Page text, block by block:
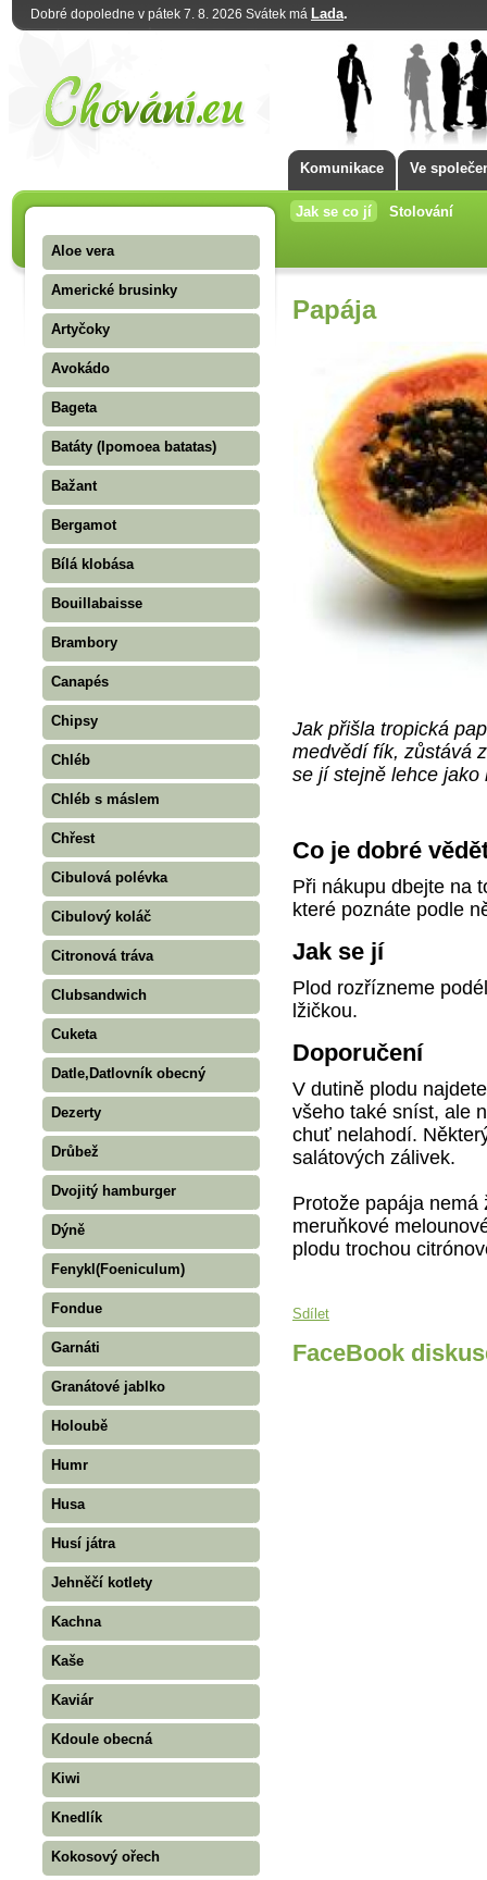
Dobré dopoledne v pátek 7. 8. 2026 Svátek má Lada.
Komunikace Ve
Jak se co jí Stolování
Aloe vera
Americké brusinky
Artyčoky
Avokádo
Bageta
Batáty (Ipomoea batatas)
Bažant
Bergamot
Bílá klobása
Bouillabaisse
Brambory
Canapés
Chipsy
Chléb
Chléb s máslem
Chřest
Cibulová polévka
Cibulový koláč
Citronová tráva
Clubsandwich
Cuketa
Datle,Datlovník obecný
Dezerty
Drůbež
Dvojitý hamburger
Dýně
Fenykl(Foeniculum)
Fondue
Garnáti
Granátové jablko
Holoubě
Humr
Husa
Husí játra
Jehněčí kotlety
Kachna
Kaše
Kaviár
Kdoule obecná
Kiwi
Knedlík
Kokosový ořech
Papája
Jak přišla tropická
medvědí fík, zůstává
se jí stejně lehce jako
Co je dobré
Při nákupu dbejte na
které poznáte podle
Jak se jí
Plod rozřízneme
lžičkou.
Doporučení
V dutině plodu
všeho také sníst, ale
chuť nelahodí.
salátových zálivek.
Protože papája nemá
meruňkové
plodu trochou
Sdílet
FaceBook